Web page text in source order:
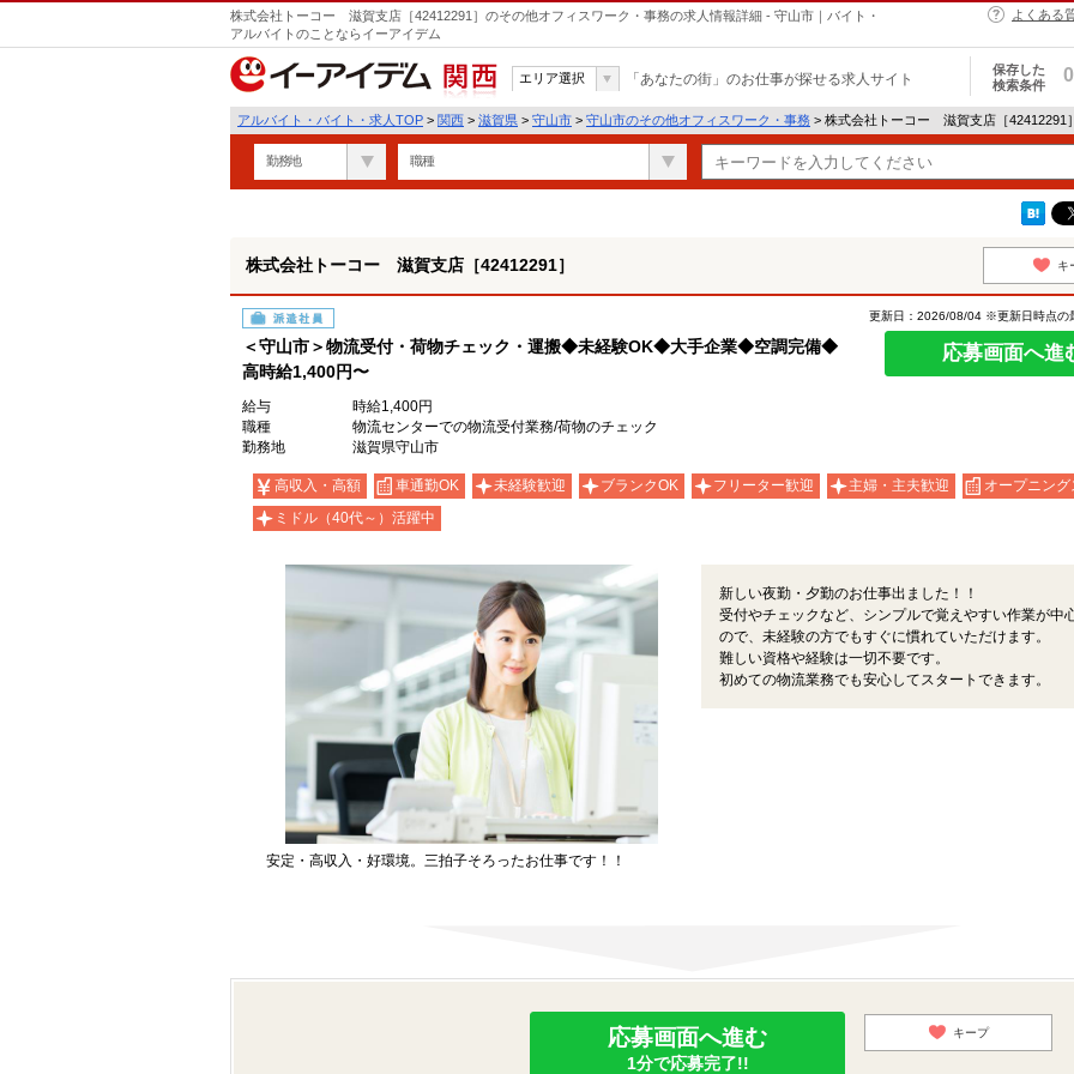
株式会社トーコー 滋賀支店［42412291］のその他オフィスワーク・事務の求人情報詳細 - 守山市｜バイト・
アルバイトのことならイーアイデム
よくある
関西
エリア選択 「あなたの街」のお仕事が探せる求人サイト
保存した
検索条件
0
アルバイト・バイト・求人TOP > 関西 > 滋賀県 > 守山市 > 守山市のその他オフィスワーク・事務 > 株式会社トーコー 滋賀支店［42412291
勤務地 職種
株式会社トーコー 滋賀支店［42412291］ キ
派遣社員
＜守山市＞物流受付・荷物チェック・運搬◆未経験OK◆大手企業◆空調完備◆
高時給1,400円〜
更新日：2026/08/04 ※更新日時点の
応募画面へ進
給与
時給1,400円
職種
物流センターでの物流受付業務/荷物のチェック
勤務地
滋賀県守山市
高収入・高額 車通勤OK 未経験歓迎 ブランクOK フリーター歓迎 主婦・主夫歓迎
オープニン
ミドル（40代～）活躍中
安定・高収入・好環境。三拍子そろったお仕事です！！
新しい夜勤・夕勤のお仕事出ました！！
受付やチェックなど、シンプルで覚えやすい作業が中
ので、未経験の方でもすぐに慣れていただけます。
難しい資格や経験は一切不要です。
初めての物流業務でも安心してスタートできます。
応募画面へ進む
1分で応募完了!!
キープ